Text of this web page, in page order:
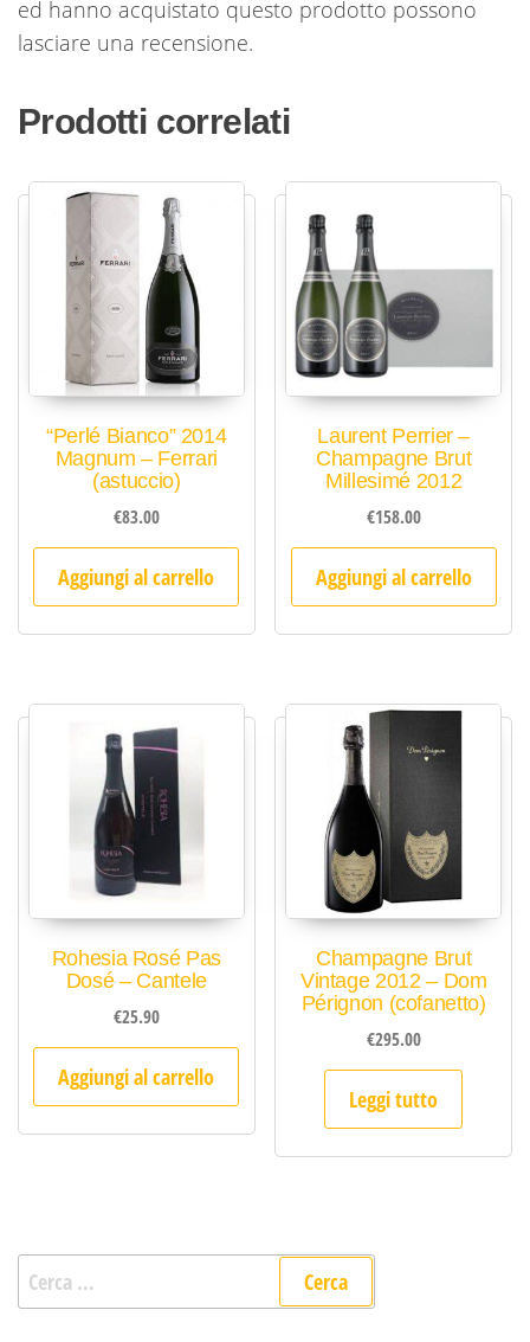
ed hanno acquistato questo prodotto possono
lasciare una recensione.
Prodotti correlati
“Perlé Bianco” 2014
Magnum – Ferrari
(astuccio)
€83.00
Aggiungi al carrello
Laurent Perrier –
Champagne Brut
Millesimé 2012
€158.00
Aggiungi al carrello
Rohesia Rosé Pas
Dosé – Cantele
€25.90
Aggiungi al carrello
Champagne Brut
Vintage 2012 – Dom
Pérignon (cofanetto)
€295.00
Leggi tutto
Ricerca per: